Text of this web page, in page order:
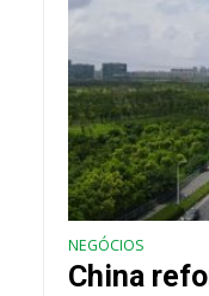
NEGÓCIOS
China